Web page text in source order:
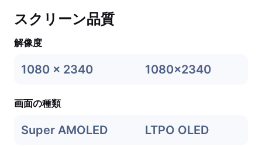
スクリーン品質
解像度
1080 x 2340 1080x2340
画面の種類
Super AMOLED LTPO OLED